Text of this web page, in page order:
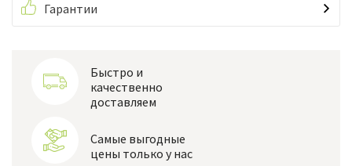
Гарантии
Быстро и
качественно
доставляем
Самые выгодные
цены только у нас